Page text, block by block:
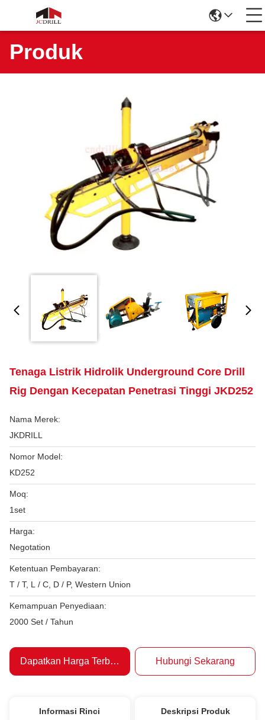
Produk
Tenaga Listrik Hidrolik Underground Core Drill
Rig Dengan Kecepatan Penetrasi Tinggi JKD252
Nama Merek:
JKDRILL
Nomor Model:
KD252
Moq:
1set
Harga:
Negotation
Ketentuan Pembayaran:
T / T, L / C, D / P, Western Union
Kemampuan Penyediaan:
2000 Set / Tahun
Dapatkan Harga Terbaik Hubungi Sekarang
Informasi Rinci Deskripsi Produk